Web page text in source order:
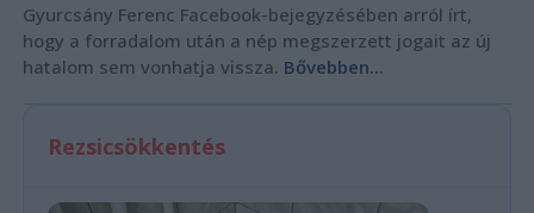
Gyurcsány Ferenc Facebook-bejegyzésében arról írt,
hogy a forradalom után a nép megszerzett jogait az új
hatalom sem vonhatja vissza. Bővebben...
Rezsicsökkentés